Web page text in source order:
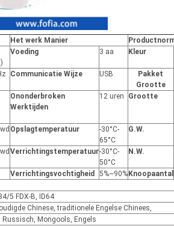
Het werk Manier
Voeding 3 aa Kleur
Communicatie Wijze USB
Pakket
Grootte
Ononderbroken
Werktijden
12 uren Grootte
Opslagtemperatuur
-30°C-
65°C
G.W.
Verrichtingstemperatuur-30°C-
50°C
N.W.
Verrichtingsvochtigheid 5%~90% Knoopaantal
5 FDX-B, ID64
Chinese, traditionele Engelse Chinees,
Russisch, Mongools, Engels